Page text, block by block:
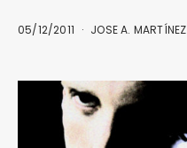
05/12/2011 JOSE A. MARTÍNEZ